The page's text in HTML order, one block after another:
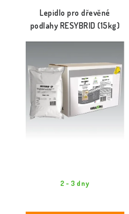
Lepidlo pro dřevěné
podlahy RESYBRID (15kg)
2 - 3 dny